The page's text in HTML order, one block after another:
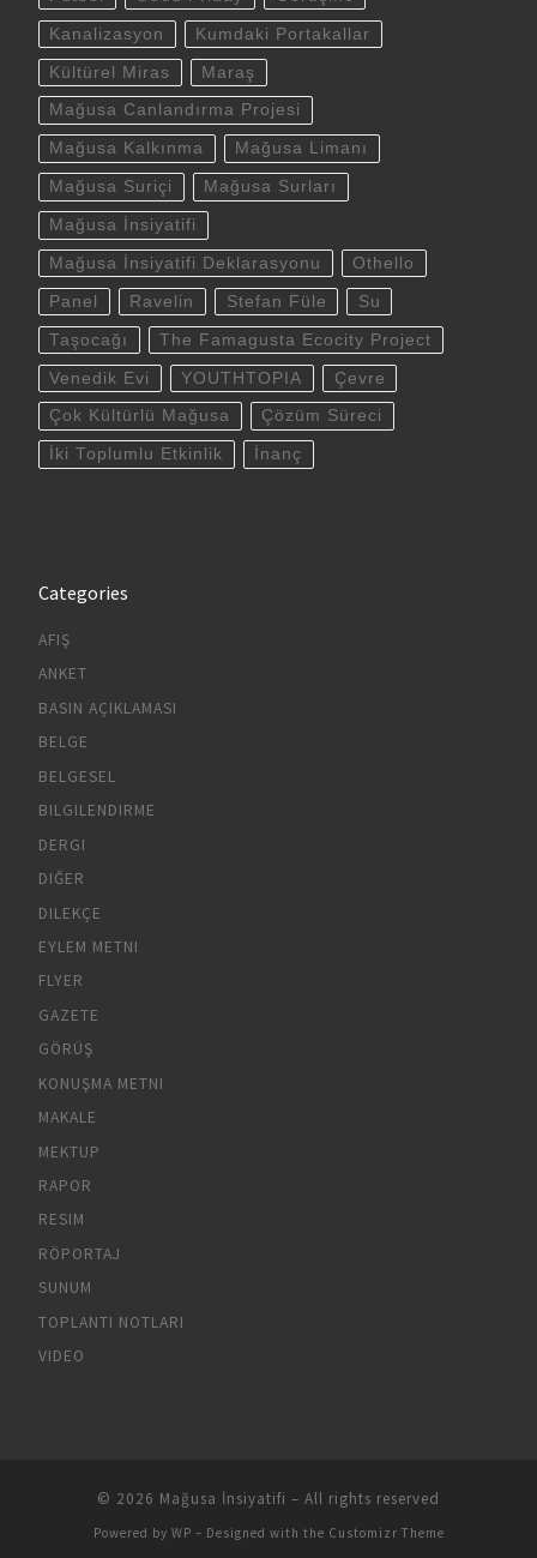
Kanalizasyon Kumdaki Portakallar
Kültürel Miras Maraş
Mağusa Canlandırma Projesi
Mağusa Kalkınma Mağusa Limanı
Mağusa Suriçi Mağusa Surları
Mağusa İnsiyatifi
Mağusa İnsiyatifi Deklarasyonu Othello
Panel Ravelin Stefan Füle Su
Taşocağı The Famagusta Ecocity Project
Venedik Evi YOUTHTOPIA Çevre
Çok Kültürlü Mağusa Çözüm Süreci
İki Toplumlu Etkinlik İnanç
Categories
AFIŞ
ANKET
BASIN AÇIKLAMASI
BELGE
BELGESEL
BILGILENDIRME
DERGI
DIĞER
DILEKÇE
EYLEM METNI
FLYER
GAZETE
GÖRÜŞ
KONUŞMA METNI
MAKALE
MEKTUP
RAPOR
RESIM
RÖPORTAJ
SUNUM
TOPLANTI NOTLARI
VIDEO
© 2026 Mağusa İnsiyatifi – All rights reserved
Powered by WP – Designed with the Customizr Theme